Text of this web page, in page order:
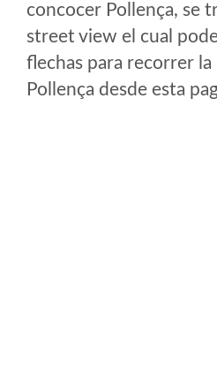
concocer Pollença, se
street view el cual
flechas para recorrer la
Pollença desde esta